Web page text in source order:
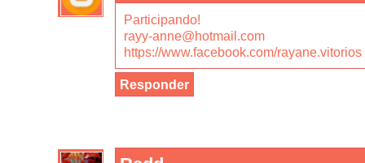
Participando!
rayy-anne@hotmail.com
https://www.facebook.com/rayane.vitorios
Responder